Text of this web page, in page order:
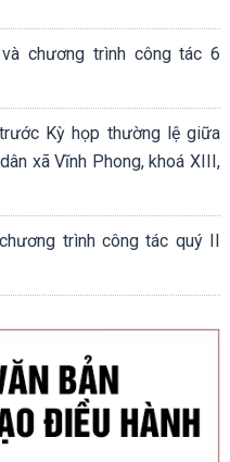
chương trình công tác 6
Kỳ họp thường lệ giữa
xã Vĩnh Phong, khoá XIII,
trình công tác quý II